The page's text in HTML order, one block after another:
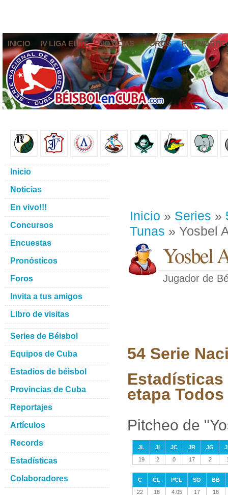
INICIO IV LIGA ELITE NOTICIAS FOROS
Inicio » Series »
Tunas » Yosbel
Yosbel
Jugador de
54 Serie
Estadísticas
etapa
Pitcheo de
JL JI JC JR JG
19
2 0 17 2
C CL PCL SO
BB
22
18 4.05 17 18
Inicio
Noticias
En vivo!!!
Concursos
Encuestas
Pronósticos
Foros
Invita a tus amigos
Libro de visitas
Series de Béisbol
Equipos de Cuba
Estadios de béisbol
Provincias de Cuba
Reportajes
Artículos
Records
Estadísticas
Colaboradores